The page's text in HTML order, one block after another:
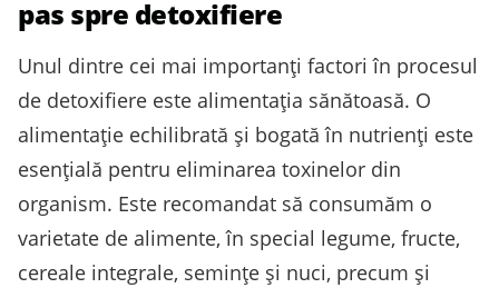
pas spre detoxifiere
Unul dintre cei mai importanți factori în procesul
de detoxifiere este alimentația sănătoasă. O
alimentație echilibrată și bogată în nutrienți este
esențială pentru eliminarea toxinelor din
organism. Este recomandat să consumăm o
varietate de alimente, în special legume, fructe,
cereale integrale, semințe și nuci, precum și